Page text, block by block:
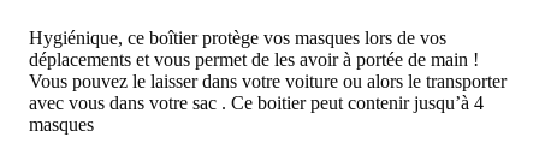
Hygiénique, ce boîtier protège vos masques lors de vos
déplacements et vous permet de les avoir à portée de main !
Vous pouvez le laisser dans votre voiture ou alors le transporter
avec vous dans votre sac . Ce boitier peut contenir jusqu’à 4
masques